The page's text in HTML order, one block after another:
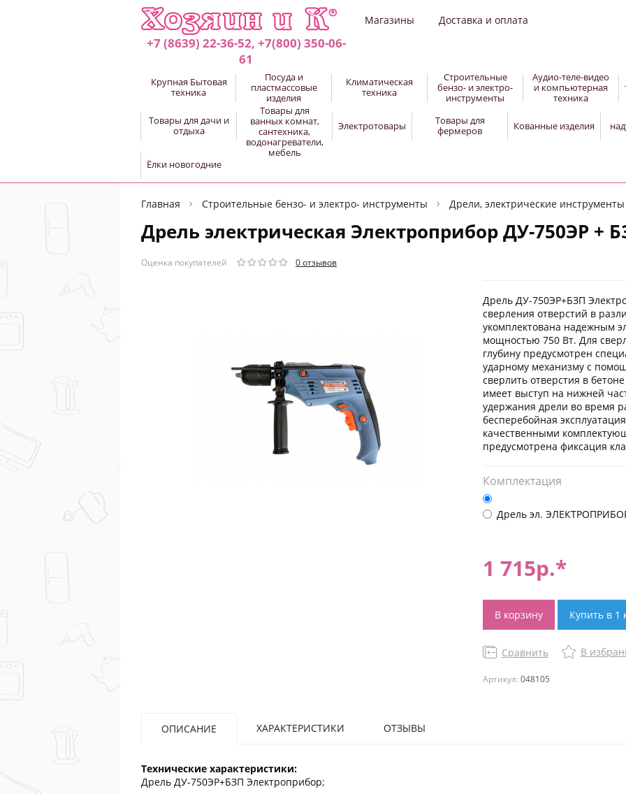
+7 (8639) 22-36-52, +7(800) 350-06-
61
Магазины Доставка и оплата
Крупная Бытовая
техника
Посуда и
пластмассовые
изделия
Климатическая
техника
Строительные
бензо- и электро-
инструменты
Аудио-теле-видео
и компьютерная
техника
Товары для дачи и
отдыха
Товары для
ванных комнат,
сантехника,
водонагреватели,
мебель
Электротовары
Товары для
фермеров
Кованные изделия
Ёлки новогодние
Главная Строительные бензо- и электро- инструменты Дрели, электрические инструменты
Дрель электрическая Электроприбор ДУ-750ЭР +
Оценка покупателей 0 отзывов
Дрель ДУ-750ЭР+БЗП
сверления отверстий в
укомплектована надежным
мощностью 750 Вт. Для
глубину предусмотрен
ударному механизму с
сверлить отверстия в
имеет выступ на нижней
удержания дрели во время
бесперебойная
качественными
предусмотрена фиксация
Комплектация
Дрель эл.
1 715р.*
В корзину Купить в 1
Сравнить В
Артикул: 048105
ОПИСАНИЕ ХАРАКТЕРИСТИКИ ОТЗЫВЫ
Технические характеристики:
Дрель ДУ-750ЭР+БЗП Электроприбор;